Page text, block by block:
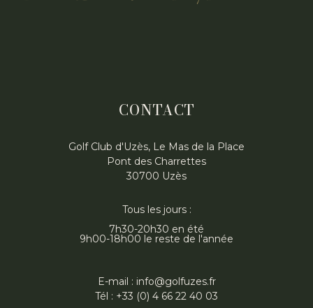
CONTACT
Golf Club d'Uzès, Le Mas de la Place
Pont des Charrettes
30700 Uzès
Tous les jours :
7h30-20h30 en été
9h00-18h00 le reste de l'année
E-mail : info@golfuzes.fr
Tél : +33 (0) 4 66 22 40 03